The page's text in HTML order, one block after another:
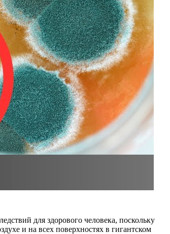
для здорового человека, поскольку
и на всех поверхностях в гигантском